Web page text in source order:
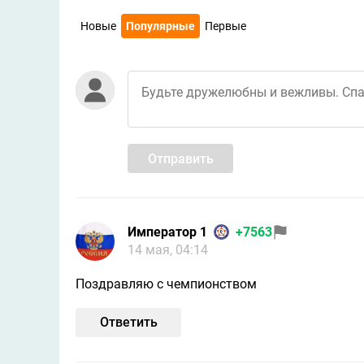
Новые Популярные Первые
Отправить
Император 1
+7563
14 мая, 04:14
Поздравляю с чемпионством
Ответить